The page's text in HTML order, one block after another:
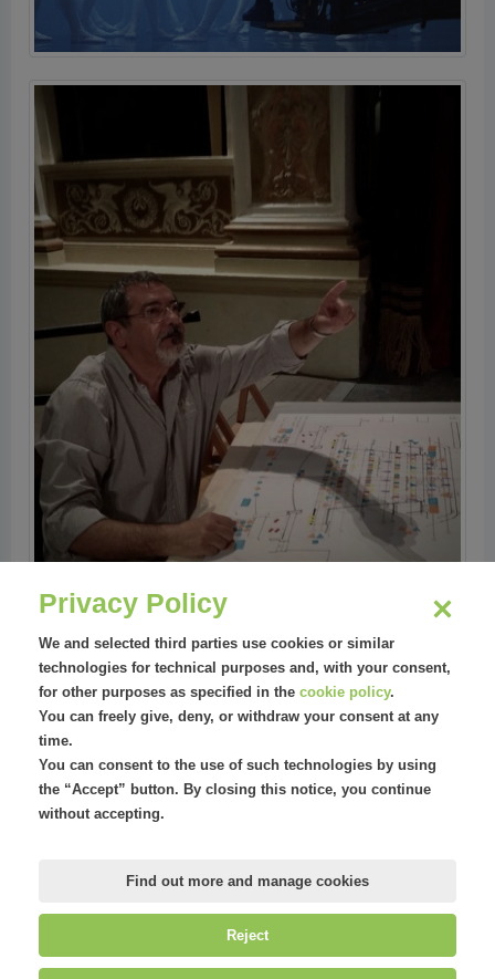
Areas
Arte
Privacy Policy
We and selected third parties use cookies or similar
technologies for technical purposes and, with your consent,
for other purposes as specified in the cookie policy.
You can freely give, deny, or withdraw your consent at any
time.
You can consent to the use of such technologies by using
the “Accept” button. By closing this notice, you continue
without accepting.
Find out more and manage cookies
Reject